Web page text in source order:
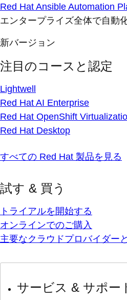
Red Hat Ansible Automation
エンタープライズ全体で自動
新バージョン
注目のコースと認定
Lightwell
Red Hat AI Enterprise
Red Hat OpenShift
Red Hat Desktop
すべての Red Hat 製品を見る
試す & 買う
トライアルを開始する
オンラインでのご購入
主要なクラウドプロバイダー
サービス & サポー